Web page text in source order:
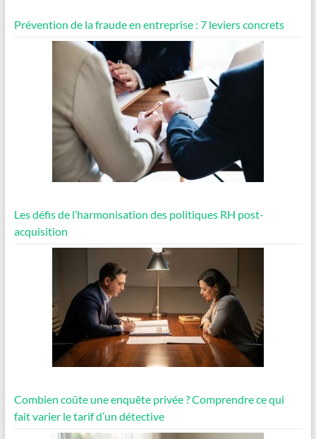
Prévention de la fraude en entreprise : 7 leviers concrets
Les défis de l’harmonisation des politiques RH post-
acquisition
Combien coûte une enquête privée ? Comprendre ce qui
fait varier le tarif d’un détective